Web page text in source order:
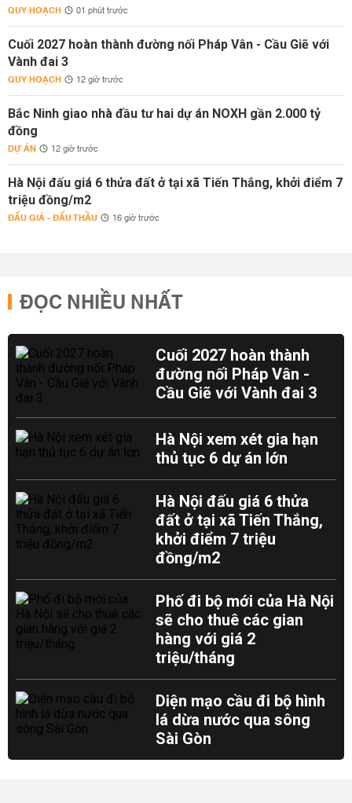
QUY HOẠCH 01 phút trước
Cuối 2027 hoàn thành đường nối Pháp Vân - Cầu Giẽ với
Vành đai 3
QUY HOẠCH 12 giờ trước
Bắc Ninh giao nhà đầu tư hai dự án NOXH gần 2.000 tỷ
đồng
DỰ ÁN 12 giờ trước
Hà Nội đấu giá 6 thửa đất ở tại xã Tiến Thắng, khởi điểm 7
triệu đồng/m2
ĐẤU GIÁ - ĐẤU THẦU 16 giờ trước
ĐỌC NHIỀU NHẤT
Cuối 2027 hoàn thành
đường nối Pháp Vân -
Cầu Giẽ với Vành đai 3
Hà Nội xem xét gia hạn
thủ tục 6 dự án lớn
Hà Nội đấu giá 6 thửa
đất ở tại xã Tiến Thắng,
khởi điểm 7 triệu
đồng/m2
Phố đi bộ mới của Hà Nội
sẽ cho thuê các gian
hàng với giá 2
triệu/tháng
Diện mạo cầu đi bộ hình
lá dừa nước qua sông
Sài Gòn